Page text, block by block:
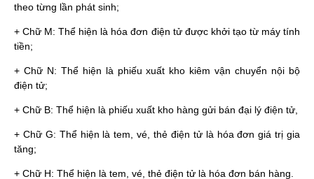
theo từng lần phát sinh;
+ Chữ M: Thể hiện là hóa đơn điện tử được khởi tạo từ máy tính
tiền;
+ Chữ N: Thể hiện là phiếu xuất kho kiêm vận chuyển nội bộ
điện tử;
+ Chữ B: Thể hiện là phiếu xuất kho hàng gửi bán đại lý điện tử,
+ Chữ G: Thể hiện là tem, vé, thẻ điện tử là hóa đơn giá trị gia
tăng;
+ Chữ H: Thể hiện là tem, vé, thẻ điện tử là hóa đơn bán hàng.